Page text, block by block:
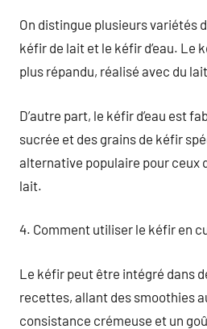
On distingue plusieurs variétés
kéfir de lait et le kéfir d’eau. Le
plus répandu, réalisé avec du
D’autre part, le kéfir d’eau est
sucrée et des grains de kéfir
alternative populaire pour ceux
lait.
4. Comment utiliser le kéfir en
Le kéfir peut être intégré dans
recettes, allant des smoothies
consistance crémeuse et un